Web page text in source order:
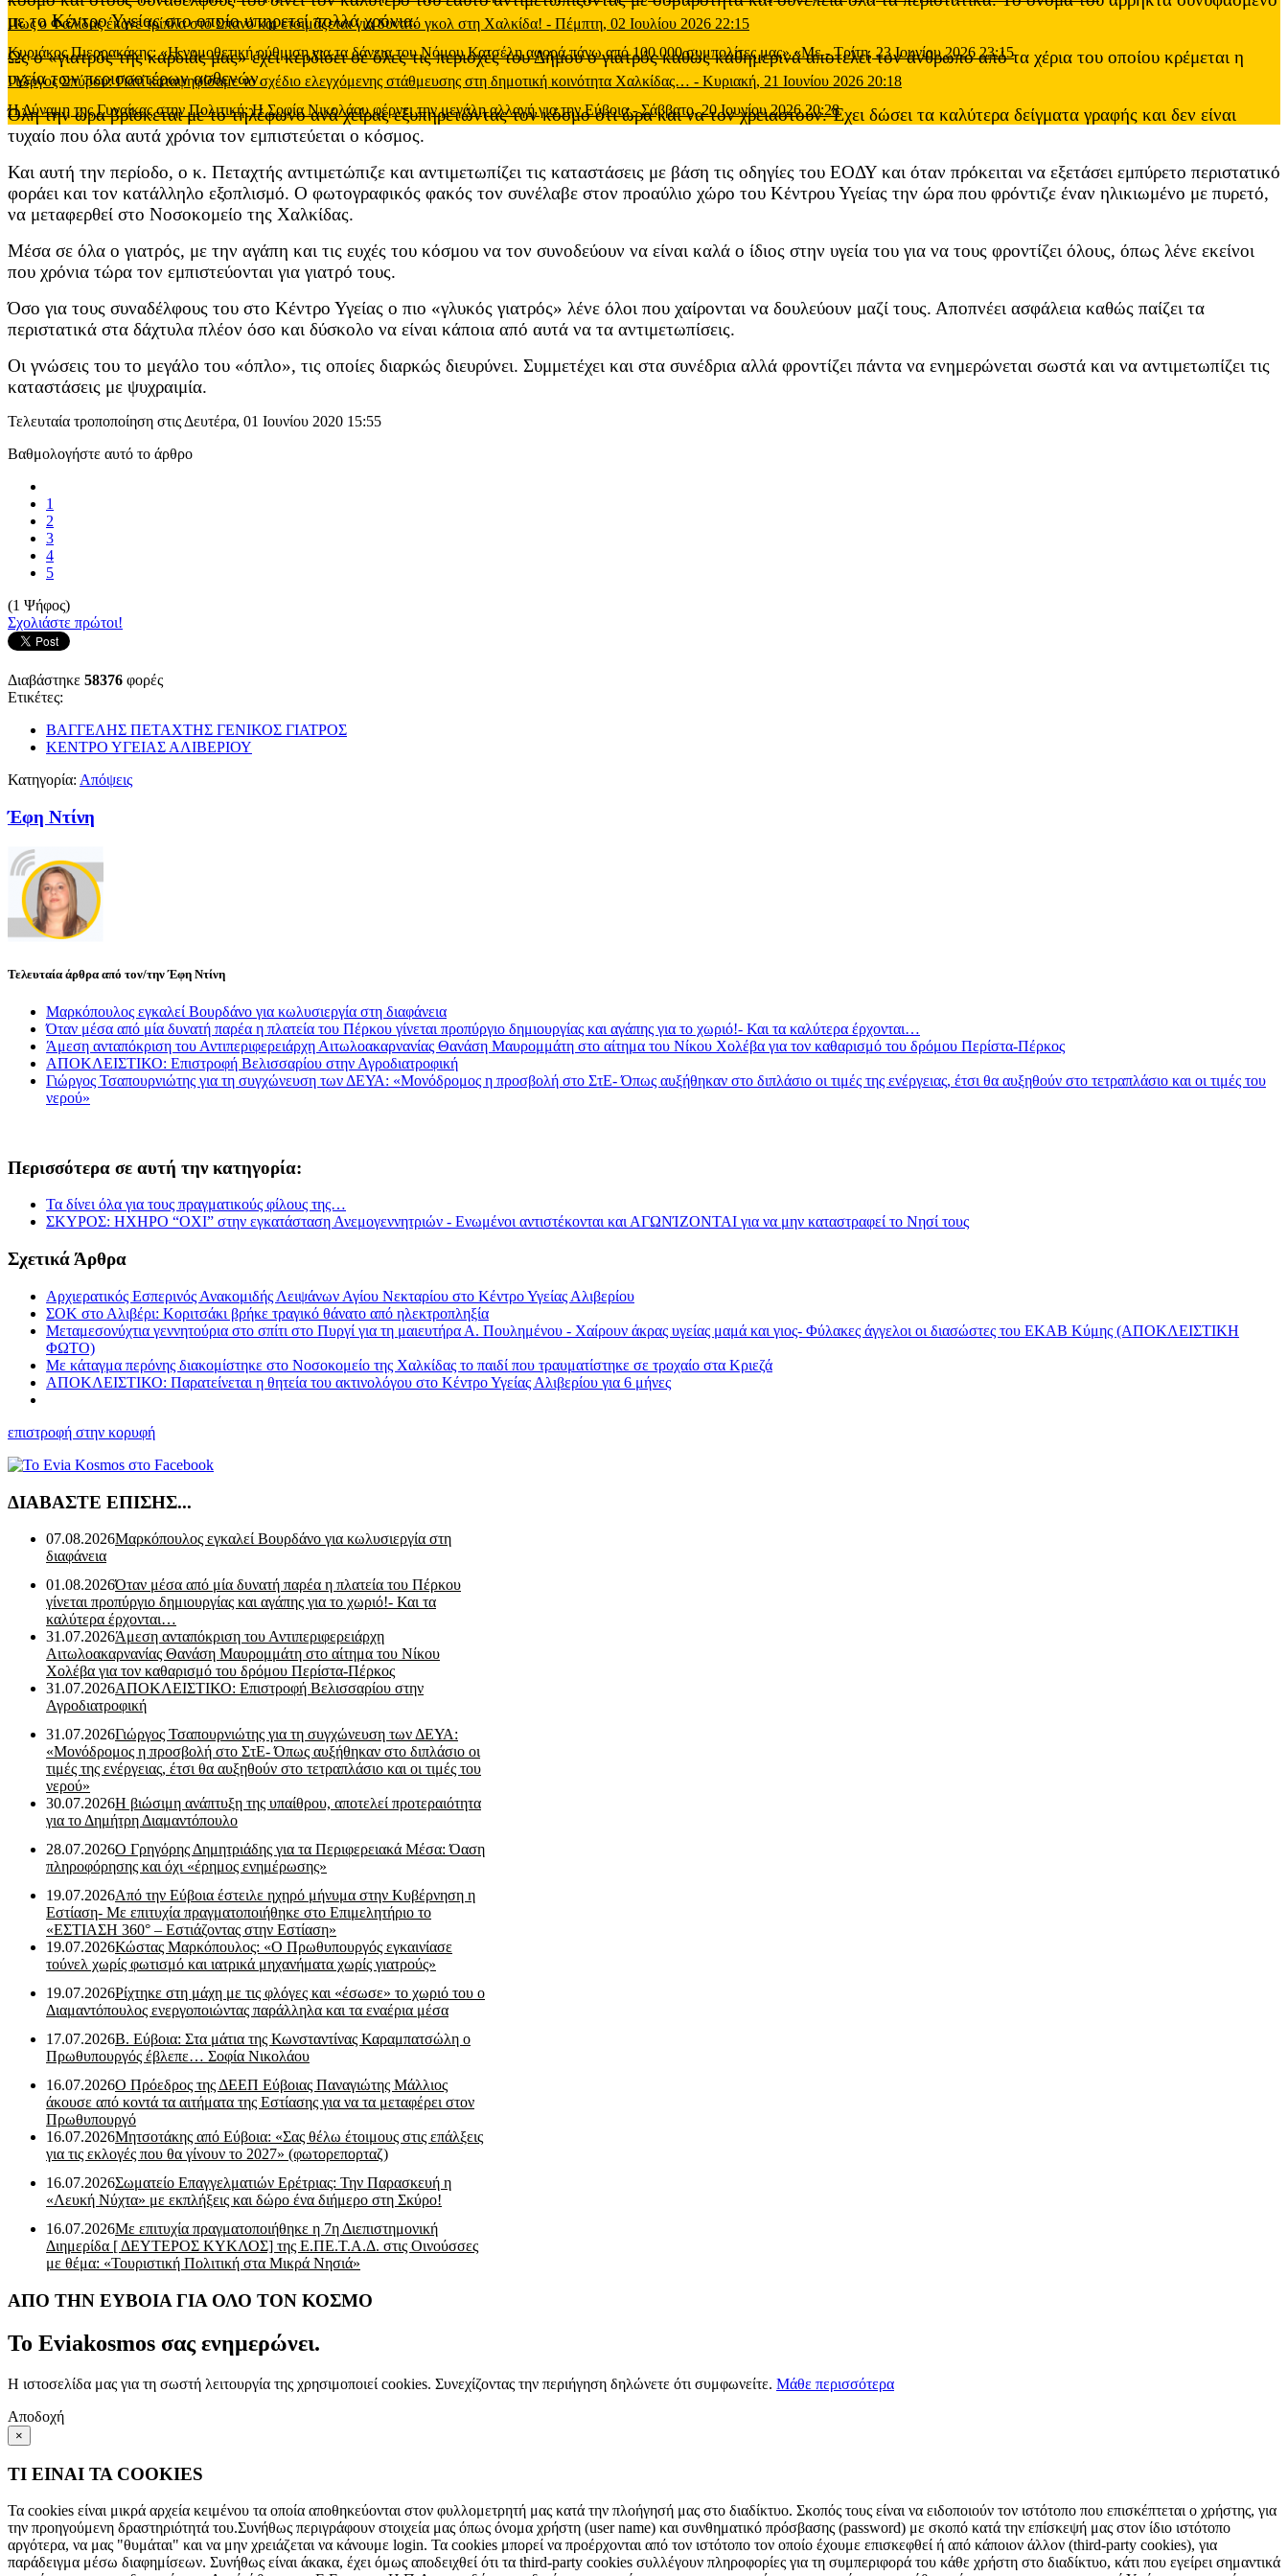
Πως ο Φαλίδας έκανε τρίπλα στο Σπανό και ετοιμάζεται για δυνατό γκολ στη Χαλκίδα! - Πέμπτη, 02 Ιουλίου 2026 22:15
Κυριάκος Πιερρακάκης: «Η νομοθετική ρύθμιση για τα δάνεια του Νόμου Κατσέλη αφορά πάνω από 100.000 συμπολίτες μας» «Με-Τρίτη, 23 Ιουνίου 2026 23:15
Γιώργος Σπύρου: Γιατί καταψηφίσαμε το σχέδιο ελεγχόμενης στάθμευσης στη δημοτική κοινότητα Χαλκίδας… - Κυριακή, 21 Ιουνίου 2026 20:18
Η Δύναμη της Γυναίκας στην Πολιτική: Η Σοφία Νικολάου φέρνει την μεγάλη αλλαγή για την Εύβοια-Σάββατο, 20 Ιουνίου 2026 20:28
με το Κέντρο Υγείας στο οποίο υπηρετεί πολλά χρόνια.
Ως ο «γιατρός της καρδιάς μας» έχει κερδίσει σε όλες τις περιοχές του Δήμου ο γιατρός καθώς καθημερινά αποτελεί τον άνθρωπο από τα χέρια του οποίου κρέμεται η
υγεία των περισσοτέρων ασθενών.
Όλη την ώρα βρίσκεται με το τηλέφωνο ανά χείρας εξυπηρετώντας τον κόσμο ότι ώρα και να τον χρειαστούν. Έχει δώσει τα καλύτερα δείγματα γραφής και δεν είναι
τυχαίο που όλα αυτά χρόνια τον εμπιστεύεται ο κόσμος.
Και αυτή την περίοδο, ο κ. Πεταχτής αντιμετώπιζε και αντιμετωπίζει τις καταστάσεις με βάση τις οδηγίες του ΕΟΔΥ και όταν πρόκειται να εξετάσει εμπύρετο περιστατικό
φοράει και τον κατάλληλο εξοπλισμό. Ο φωτογραφικός φακός τον συνέλαβε στον προαύλιο χώρο του Κέντρου Υγείας την ώρα που φρόντιζε έναν ηλικιωμένο με πυρετό,
να μεταφερθεί στο Νοσοκομείο της Χαλκίδας.
Μέσα σε όλα ο γιατρός, με την αγάπη και τις ευχές του κόσμου να τον συνοδεύουν να είναι καλά ο ίδιος στην υγεία του για να τους φροντίζει όλους, όπως λένε εκείνοι
που χρόνια τώρα τον εμπιστεύονται για γιατρό τους.
Όσο για τους συναδέλφους του στο Κέντρο Υγείας ο πιο «γλυκός γιατρός» λένε όλοι που χαίρονται να δουλεύουν μαζί τους. Αποπνέει ασφάλεια καθώς παίζει τα
περιστατικά στα δάχτυλα πλέον όσο και δύσκολο να είναι κάποια από αυτά να τα αντιμετωπίσεις.
Οι γνώσεις του το μεγάλο του «όπλο», τις οποίες διαρκώς διευρύνει. Συμμετέχει και στα συνέδρια αλλά φροντίζει πάντα να ενημερώνεται σωστά και να αντιμετωπίζει τις
καταστάσεις με ψυχραιμία.
Τελευταία τροποποίηση στις Δευτέρα, 01 Ιουνίου 2020 15:55
Βαθμολογήστε αυτό το άρθρο
1
2
3
4
5
(1 Ψήφος)
Σχολιάστε πρώτοι!
Διαβάστηκε 58376 φορές
Ετικέτες:
ΒΑΓΓΕΛΗΣ ΠΕΤΑΧΤΗΣ ΓΕΝΙΚΟΣ ΓΙΑΤΡΟΣ
ΚΕΝΤΡΟ ΥΓΕΙΑΣ ΑΛΙΒΕΡΙΟΥ
Κατηγορία: Απόψεις
Έφη Ντίνη
Τελευταία άρθρα από τον/την Έφη Ντίνη
Μαρκόπουλος εγκαλεί Βουρδάνο για κωλυσιεργία στη διαφάνεια
Όταν μέσα από μία δυνατή παρέα η πλατεία του Πέρκου γίνεται προπύργιο δημιουργίας και αγάπης για το χωριό!- Και τα καλύτερα έρχονται…
Άμεση ανταπόκριση του Αντιπεριφερειάρχη Αιτωλοακαρνανίας Θανάση Μαυρομμάτη στο αίτημα του Νίκου Χολέβα για τον καθαρισμό του δρόμου Περίστα-Πέρκος
ΑΠΟΚΛΕΙΣΤΙΚΟ: Επιστροφή Βελισσαρίου στην Αγροδιατροφική
Γιώργος Τσαπουρνιώτης για τη συγχώνευση των ΔΕΥΑ: «Μονόδρομος η προσβολή στο ΣτΕ- Όπως αυξήθηκαν στο διπλάσιο οι τιμές της ενέργειας, έτσι θα αυξηθούν στο τετραπλάσιο και οι τιμές του
νερού»
Περισσότερα σε αυτή την κατηγορία:
Τα δίνει όλα για τους πραγματικούς φίλους της…
ΣΚΥΡΟΣ: ΗΧΗΡΟ “ΟΧΙ” στην εγκατάσταση Ανεμογεννητριών - Ενωμένοι αντιστέκονται και ΑΓΩΝΊΖΟΝΤΑΙ για να μην καταστραφεί το Νησί τους
Σχετικά Άρθρα
Αρχιερατικός Εσπερινός Ανακομιδής Λειψάνων Αγίου Νεκταρίου στο Κέντρο Υγείας Αλιβερίου
ΣΟΚ στο Αλιβέρι: Κοριτσάκι βρήκε τραγικό θάνατο από ηλεκτροπληξία
Μεταμεσονύχτια γεννητούρια στο σπίτι στο Πυργί για τη μαιευτήρα Α. Πουλημένου - Χαίρουν άκρας υγείας μαμά και γιος- Φύλακες άγγελοι οι διασώστες του ΕΚΑΒ Κύμης (ΑΠΟΚΛΕΙΣΤΙΚΗ
ΦΩΤΟ)
Με κάταγμα περόνης διακομίστηκε στο Νοσοκομείο της Χαλκίδας το παιδί που τραυματίστηκε σε τροχαίο στα Κριεζά
ΑΠΟΚΛΕΙΣΤΙΚΟ: Παρατείνεται η θητεία του ακτινολόγου στο Κέντρο Υγείας Αλιβερίου για 6 μήνες
επιστροφή στην κορυφή
ΔΙΑΒΑΣΤΕ ΕΠΙΣΗΣ...
07.08.2026Μαρκόπουλος εγκαλεί Βουρδάνο για κωλυσιεργία στη
διαφάνεια
01.08.2026Όταν μέσα από μία δυνατή παρέα η πλατεία του Πέρκου
γίνεται προπύργιο δημιουργίας και αγάπης για το χωριό!- Και τα
καλύτερα έρχονται…
31.07.2026Άμεση ανταπόκριση του Αντιπεριφερειάρχη
Αιτωλοακαρνανίας Θανάση Μαυρομμάτη στο αίτημα του Νίκου
Χολέβα για τον καθαρισμό του δρόμου Περίστα-Πέρκος
31.07.2026ΑΠΟΚΛΕΙΣΤΙΚΟ: Επιστροφή Βελισσαρίου στην
Αγροδιατροφική
31.07.2026Γιώργος Τσαπουρνιώτης για τη συγχώνευση των ΔΕΥΑ:
«Μονόδρομος η προσβολή στο ΣτΕ- Όπως αυξήθηκαν στο διπλάσιο οι
τιμές της ενέργειας, έτσι θα αυξηθούν στο τετραπλάσιο και οι τιμές του
νερού»
30.07.2026Η βιώσιμη ανάπτυξη της υπαίθρου, αποτελεί προτεραιότητα
για το Δημήτρη Διαμαντόπουλο
28.07.2026Ο Γρηγόρης Δημητριάδης για τα Περιφερειακά Μέσα: Όαση
πληροφόρησης και όχι «έρημος ενημέρωσης»
19.07.2026Από την Εύβοια έστειλε ηχηρό μήνυμα στην Κυβέρνηση η
Εστίαση- Με επιτυχία πραγματοποιήθηκε στο Επιμελητήριο το
«ΕΣΤΙΑΣΗ 360° – Εστιάζοντας στην Εστίαση»
19.07.2026Κώστας Μαρκόπουλος: «Ο Πρωθυπουργός εγκαινίασε
τούνελ χωρίς φωτισμό και ιατρικά μηχανήματα χωρίς γιατρούς»
19.07.2026Ρίχτηκε στη μάχη με τις φλόγες και «έσωσε» το χωριό του ο
Διαμαντόπουλος ενεργοποιώντας παράλληλα και τα εναέρια μέσα
17.07.2026Β. Εύβοια: Στα μάτια της Κωνσταντίνας Καραμπατσώλη ο
Πρωθυπουργός έβλεπε… Σοφία Νικολάου
16.07.2026Ο Πρόεδρος της ΔΕΕΠ Εύβοιας Παναγιώτης Μάλλιος
άκουσε από κοντά τα αιτήματα της Εστίασης για να τα μεταφέρει στον
Πρωθυπουργό
16.07.2026Μητσοτάκης από Εύβοια: «Σας θέλω έτοιμους στις επάλξεις
για τις εκλογές που θα γίνουν το 2027» (φωτορεπορταζ)
16.07.2026Σωματείο Επαγγελματιών Ερέτριας: Την Παρασκευή η
«Λευκή Νύχτα» με εκπλήξεις και δώρο ένα διήμερο στη Σκύρο!
16.07.2026Με επιτυχία πραγματοποιήθηκε η 7η Διεπιστημονική
Διημερίδα [ ΔEYΤΕΡΟΣ ΚΥΚΛΟΣ] της Ε.ΠΕ.Τ.Α.Δ. στις Οινούσσες
με θέμα: «Τουριστική Πολιτική στα Μικρά Νησιά»
ΑΠΟ ΤΗΝ ΕΥΒΟΙΑ ΓΙΑ ΟΛΟ ΤΟΝ ΚΟΣΜΟ
Το Eviakosmos σας ενημερώνει.
Η ιστοσελίδα μας για τη σωστή λειτουργία της χρησιμοποιεί cookies. Συνεχίζοντας την περιήγηση δηλώνετε ότι συμφωνείτε. Μάθε περισσότερα
Αποδοχή
×
ΤΙ ΕΙΝΑΙ ΤΑ COOKIES
Τα cookies είναι μικρά αρχεία κειμένου τα οποία αποθηκεύονται στον φυλλομετρητή μας κατά την πλοήγησή μας στο διαδίκτυο. Σκοπός τους είναι να ειδοποιούν τον ιστότοπο που επισκέπτεται ο χρήστης, για
την προηγούμενη δραστηριότητά του.Συνήθως περιγράφουν στοιχεία μας όπως όνομα χρήστη (user name) και συνθηματικό πρόσβασης (password) με σκοπό κατά την επίσκεψή μας στον ίδιο ιστότοπο
αργότερα, να μας "θυμάται" και να μην χρειάζεται να κάνουμε login. Τα cookies μπορεί να προέρχονται από τον ιστότοπο τον οποίο έχουμε επισκεφθεί ή από κάποιον άλλον (third-party cookies), για
παράδειγμα μέσω διαφημίσεων. Συνήθως είναι άκακα, έχει όμως αποδειχθεί ότι τα third-party cookies συλλέγουν πληροφορίες για τη συμπεριφορά του κάθε χρήστη στο διαδίκτυο, κάτι που εγείρει σημαντικά